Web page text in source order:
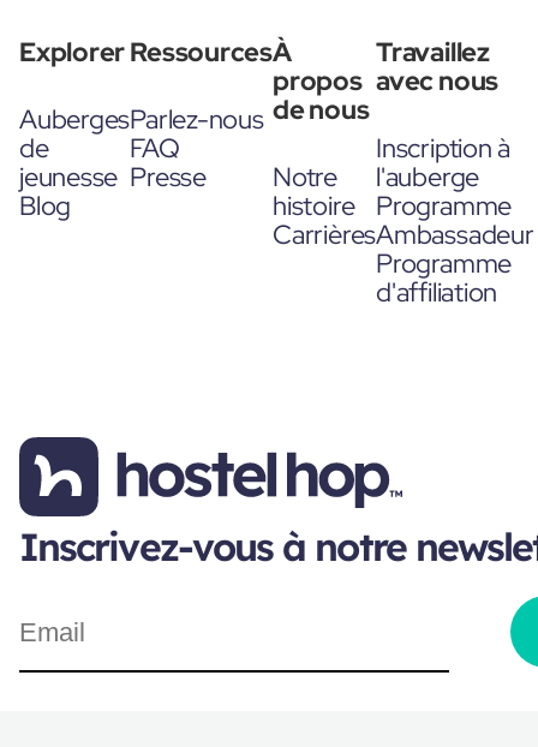
Explorer
Auberges
de
jeunesse
Blog
Ressources
Parlez-nous
FAQ
Presse
À
propos
de nous
Notre
histoire
Carrières
Travaillez
avec nous
Inscription à
l'auberge
Programme
Ambassadeur
Programme
d'affiliation
Inscrivez-vous à notre